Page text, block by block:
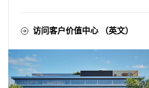
访问客户价值中心 （英文）